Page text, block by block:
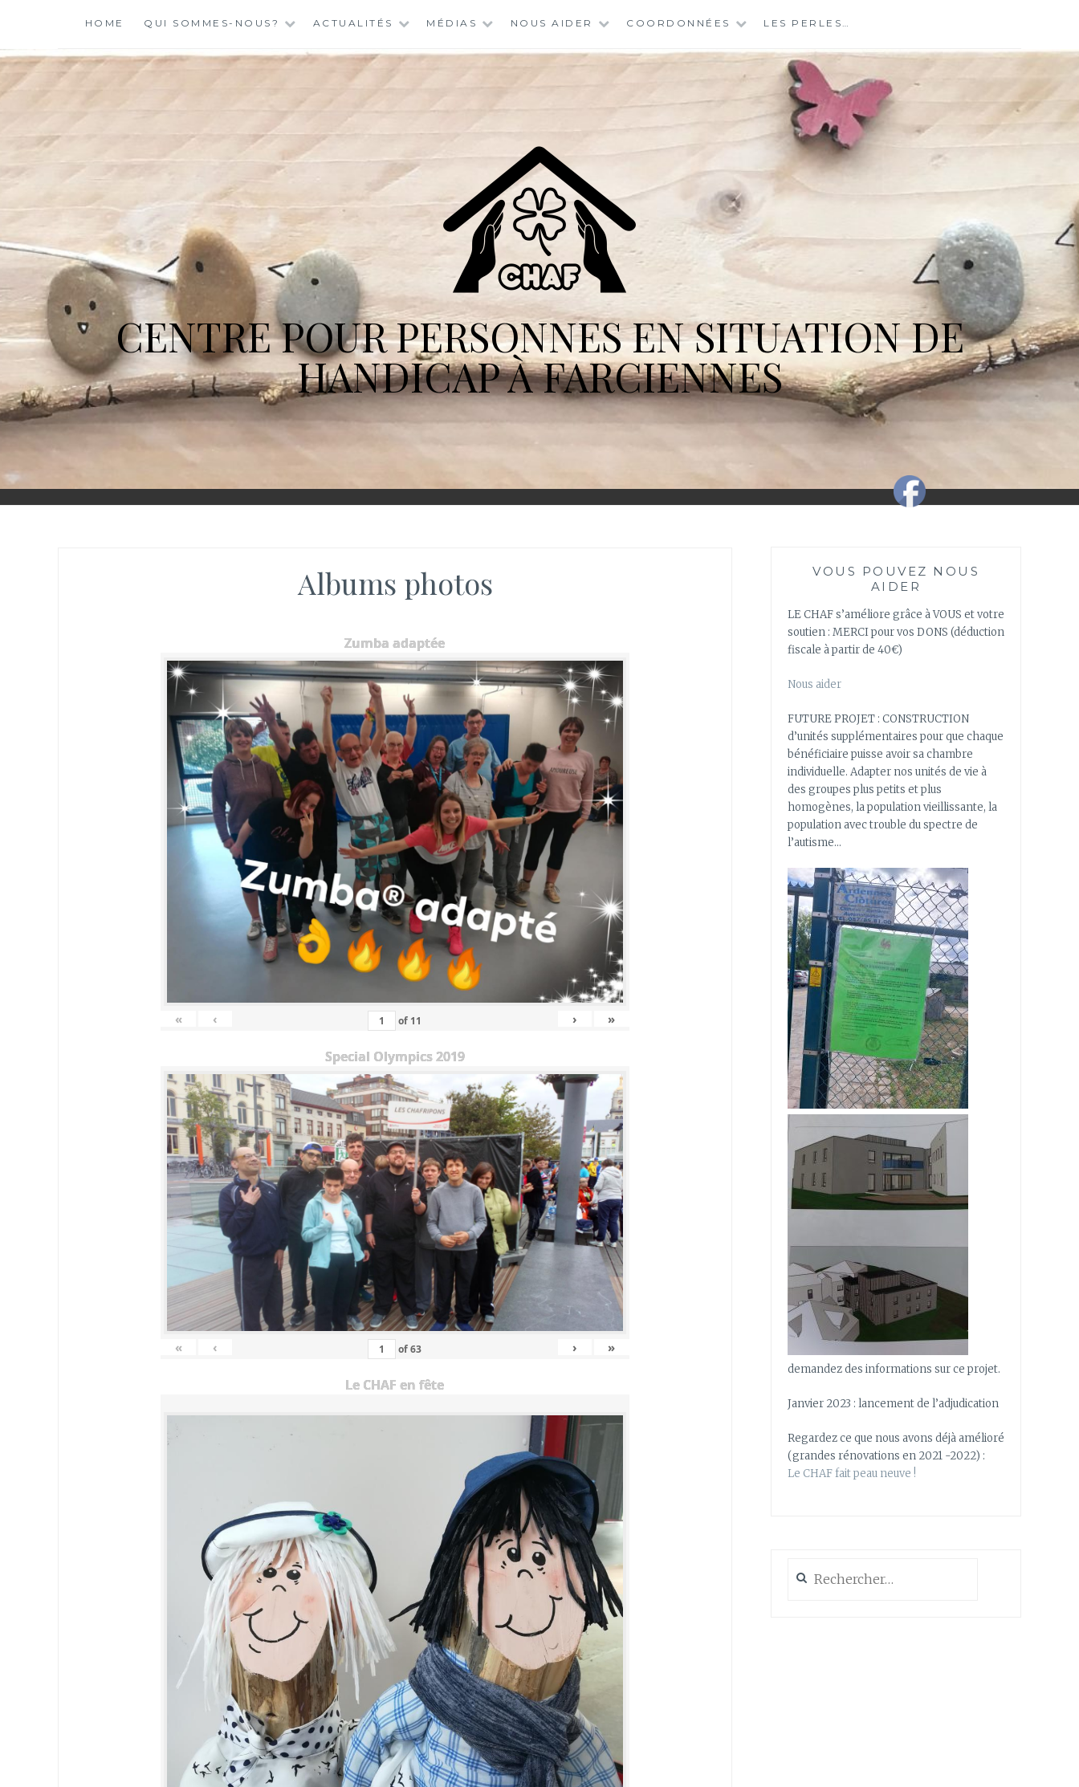
content
HOME QUI SOMMES-NOUS? ACTUALITÉS MÉDIAS NOUS AIDER COORDONNÉES LES PERLES…
CENTRE POUR PERSONNES EN SITUATION DE
HANDICAP À FARCIENNES
Albums photos
Zumba adaptée
« ‹ of 11 › »
Special Olympics 2019
« ‹ of63 › »
Le CHAF en fête
VOUS POUVEZ NOUS
AIDER
LE CHAF s’améliore grâce à VOUS et votre
soutien : MERCI pour vos DONS (déduction
fiscale à partir de 40€)
Nous aider
FUTURE PROJET : CONSTRUCTION
d’unités supplémentaires pour que chaque
bénéficiaire puisse avoir sa chambre
individuelle. Adapter nos unités de vie à
des groupes plus petits et plus
homogènes, la population vieillissante, la
population avec trouble du spectre de
l’autisme…
demandez des informations sur ce projet.
Janvier 2023 : lancement de l’adjudication
Regardez ce que nous avons déjà amélioré
(grandes rénovations en 2021 -2022) :
Le CHAF fait peau neuve !